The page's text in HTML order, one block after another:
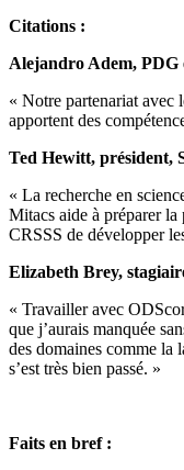
Citations :
Alejandro Adem, PDG
« Notre partenariat avec
apportent des
Ted Hewitt, président,
« La recherche en
Mitacs aide à préparer
CRSSS de développer
Elizabeth Brey,
« Travailler avec
que j’aurais manquée
des domaines comme la
s’est très bien passé. »
Faits en bref :